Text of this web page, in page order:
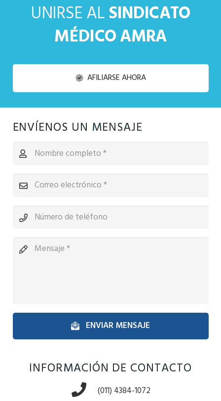
UNIRSE ALSINDICATO
MÉDICO AMRA
AFILIARSE AHORA
ENVÍENOS UN MENSAJE
ENVIAR MENSAJE
INFORMACIÓN DE CONTACTO
(011) 4384-1072